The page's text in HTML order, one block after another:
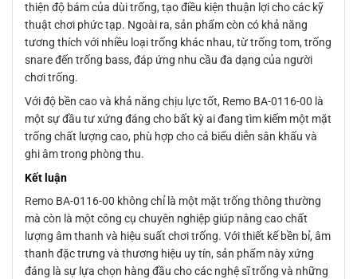
thiện độ bám của dùi trống, tạo điều kiện thuận lợi cho các kỹ
thuật chơi phức tạp. Ngoài ra, sản phẩm còn có khả năng
tương thích với nhiều loại trống khác nhau, từ trống tom, trống
snare đến trống bass, đáp ứng nhu cầu đa dạng của người
chơi trống.
Với độ bền cao và khả năng chịu lực tốt, Remo BA-0116-00 là
một sự đầu tư xứng đáng cho bất kỳ ai đang tìm kiếm một mặt
trống chất lượng cao, phù hợp cho cả biểu diễn sân khấu và
ghi âm trong phòng thu.
Kết luận
Remo BA-0116-00 không chỉ là một mặt trống thông thường
mà còn là một công cụ chuyên nghiệp giúp nâng cao chất
lượng âm thanh và hiệu suất chơi trống. Với thiết kế bền bỉ, âm
thanh đặc trưng và thương hiệu uy tín, sản phẩm này xứng
đáng là sự lựa chọn hàng đầu cho các nghệ sĩ trống và những